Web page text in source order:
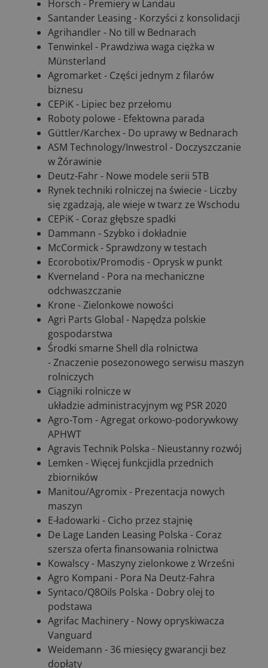
Horsch - Premiery w Landau
Santander Leasing - Korzyści z konsolidacji
Agrihandler - No till w Bednarach
Tenwinkel - Prawdziwa waga ciężka w
Münsterland
Agromarket - Części jednym z filarów
biznesu
CEPiK - Lipiec bez przełomu
Roboty polowe - Efektowna parada
Güttler/Karchex - Do uprawy w Bednarach
ASM Technology/Inwestrol - Doczyszczanie
w Żórawinie
Deutz-Fahr - Nowe modele serii 5TB
Rynek techniki rolniczej na świecie - Liczby
się zgadzają, ale wieje w twarz ze Wschodu
CEPiK - Coraz głębsze spadki
Dammann - Szybko i dokładnie
McCormick - Sprawdzony w testach
Ecorobotix/Promodis - Oprysk w punkt
Kverneland - Pora na mechaniczne
odchwaszczanie
Krone - Zielonkowe nowości
Agri Parts Global - Napędza polskie
gospodarstwa
Środki smarne Shell dla rolnictwa
- Znaczenie posezonowego serwisu maszyn
rolniczych
Ciągniki rolnicze w
układzie administracyjnym wg PSR 2020
Agro-Tom - Agregat orkowo-podorywkowy
APHWT
Agravis Technik Polska - Nieustanny rozwój
Lemken - Więcej funkcjidla przednich
zbiorników
Manitou/Agromix - Prezentacja nowych
maszyn
E-ładowarki - Cicho przez stajnię
De Lage Landen Leasing Polska - Coraz
szersza oferta finansowania rolnictwa
Kowalscy - Maszyny zielonkowe z Wrześni
Agro Kompani - Pora Na Deutz-Fahra
Syntaco/Q8Oils Polska - Dobry olej to
podstawa
Agrifac Machinery - Nowy opryskiwacza
Vanguard
Weidemann - 36 miesięcy gwarancji bez
dopłaty